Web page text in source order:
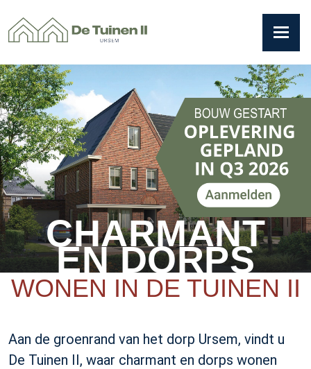
CHARMANT
EN DORPS
WONEN IN DE TUINEN II
Aan de groenrand van het dorp Ursem, vindt u
De Tuinen II, waar charmant en dorps wonen